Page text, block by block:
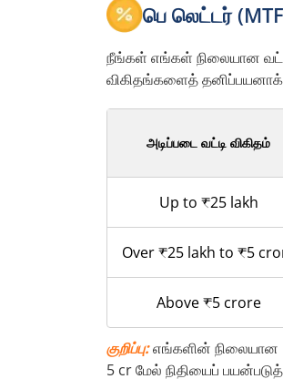
பெ லெட்டர்
நீங்கள் எங்கள் நிலையான
விகிதங்களைத்
அடிப்படை வட்டி விகிதம்
Up to ₹25 lakh
Over ₹25 lakh to ₹5
Above ₹5 crore
குறிப்பு:எங்களின் நிலையான
5 cr மேல் நிதியைப்